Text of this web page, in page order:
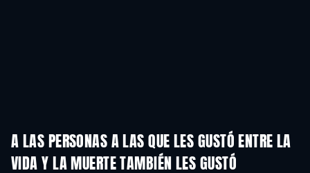
A LAS PERSONAS A LAS QUE LES GUSTÓ ENTRE LA
VIDA Y LA MUERTE TAMBIÉN LES GUSTÓ